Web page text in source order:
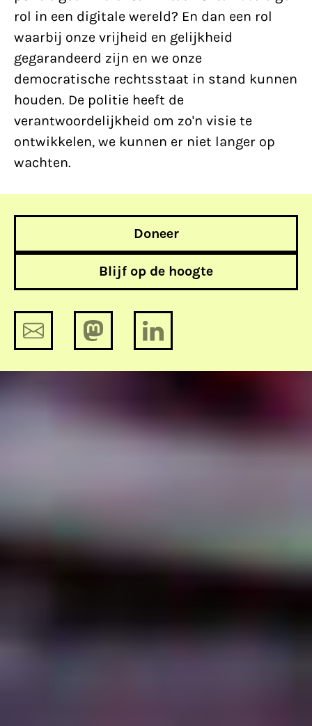
rol in een digitale wereld? En dan een rol
waarbij onze vrijheid en gelijkheid
gegarandeerd zijn en we onze
democratische rechtsstaat in stand kunnen
houden. De politie heeft de
verantwoordelijkheid om zo'n visie te
ontwikkelen, we kunnen er niet langer op
wachten.
Doneer
Blijf op de hoogte
Geheime diensten gaan ook bij
internationale samenwerking de fout
Help mee en steun
ons